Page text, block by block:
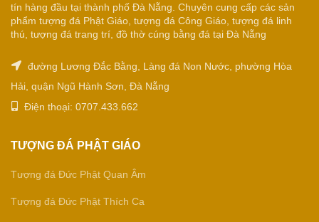
tín hàng đầu tại thành phố Đà Nẵng. Chuyên cung cấp các sản
phẩm tượng đá Phật Giáo, tượng đá Công Giáo, tượng đá linh
thú, tượng đá trang trí, đồ thờ cúng bằng đá tại Đà Nẵng
đường Lương Đắc Bằng, Làng đá Non Nước, phường Hòa
Hải, quận Ngũ Hành Sơn, Đà Nẵng
Điện thoại: 0707.433.662
TƯỢNG ĐÁ PHẬT GIÁO
Tượng đá Đức Phật Quan Âm
Tượng đá Đức Phật Thích Ca